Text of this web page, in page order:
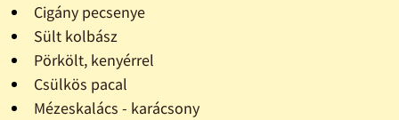
Cigány pecsenye
Sült kolbász
Pörkölt, kenyérrel
Csülkös pacal
Mézeskalács - karácsony